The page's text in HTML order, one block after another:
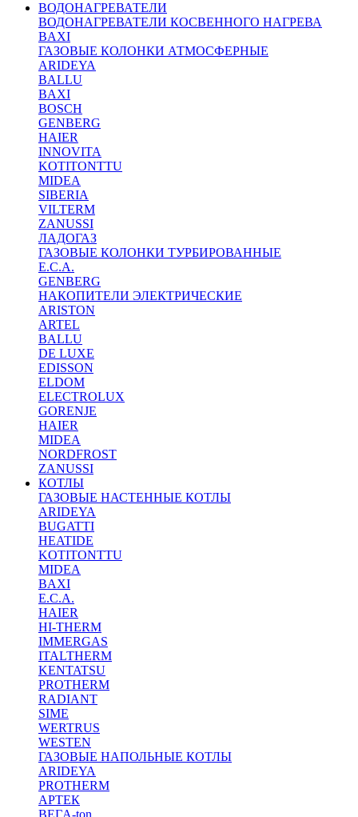
ВОДОНАГРЕВАТЕЛИ
ВОДОНАГРЕВАТЕЛИ КОСВЕННОГО НАГРЕВА
BAXI
ГАЗОВЫЕ КОЛОНКИ АТМОСФЕРНЫЕ
ARIDEYA
BALLU
BAXI
BOSCH
GENBERG
HAIER
INNOVITA
KOTITONTTU
MIDEA
SIBERIA
VILTERM
ZANUSSI
ЛАДОГАЗ
ГАЗОВЫЕ КОЛОНКИ ТУРБИРОВАННЫЕ
E.C.A.
GENBERG
НАКОПИТЕЛИ ЭЛЕКТРИЧЕСКИЕ
ARISTON
ARTEL
BALLU
DE LUXE
EDISSON
ELDOM
ELECTROLUX
GORENJE
HAIER
MIDEA
NORDFROST
ZANUSSI
КОТЛЫ
ГАЗОВЫЕ НАСТЕННЫЕ КОТЛЫ
ARIDEYA
BUGATTI
HEATIDE
KOTITONTTU
MIDEA
BAXI
E.C.A.
HAIER
HI-THERM
IMMERGAS
ITALTHERM
KENTATSU
PROTHERM
RADIANT
SIME
WERTRUS
WESTEN
ГАЗОВЫЕ НАПОЛЬНЫЕ КОТЛЫ
ARIDEYA
PROTHERM
АРТЕК